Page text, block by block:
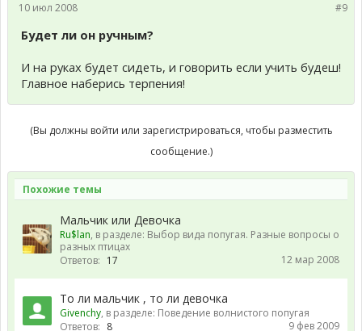
#9
10 июл 2008
Будет ли он ручным?
И на руках будет сидеть, и говорить если учить будеш!
Главное наберись терпения!
(Вы должны войти или зарегистрироваться, чтобы разместить
сообщение.)
Похожие темы
Мальчик или Девочка
Ru$lan, в разделе: Выбор вида попугая. Разные вопросы о
разных птицах
Ответов: 17 12 мар 2008
То ли мальчик , то ли девочка
Givenchy, в разделе: Поведение волнистого попугая
Ответов: 8 9 фев 2009